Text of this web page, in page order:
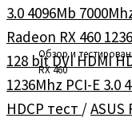
Обзор и
RX 460
3.0 4096Mb
Radeon RX 460
128 bit DVI HDMI
1236Mhz PCI-E 3.0
HDCP тест /ASUS